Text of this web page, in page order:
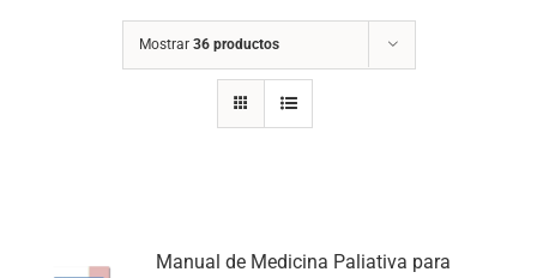
Mostrar 36 productos
Manual de Medicina Paliativa para